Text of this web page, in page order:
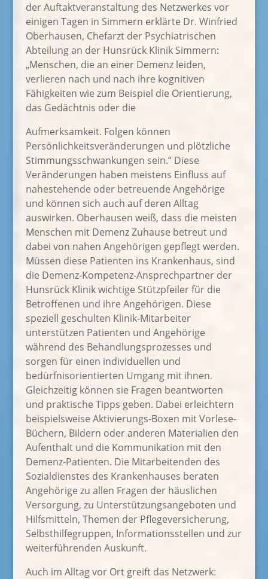
der Auftaktveranstaltung des Netzwerkes vor
einigen Tagen in Simmern erklärte Dr. Winfried
Oberhausen, Chefarzt der Psychiatrischen
Abteilung an der Hunsrück Klinik Simmern:
„Menschen, die an einer Demenz leiden,
verlieren nach und nach ihre kognitiven
Fähigkeiten wie zum Beispiel die Orientierung,
das Gedächtnis oder die
Aufmerksamkeit. Folgen können
Persönlichkeitsveränderungen und plötzliche
Stimmungsschwankungen sein.“ Diese
Veränderungen haben meistens Einfluss auf
nahestehende oder betreuende Angehörige
und können sich auch auf deren Alltag
auswirken. Oberhausen weiß, dass die meisten
Menschen mit Demenz Zuhause betreut und
dabei von nahen Angehörigen gepflegt werden.
Müssen diese Patienten ins Krankenhaus, sind
die Demenz-Kompetenz-Ansprechpartner der
Hunsrück Klinik wichtige Stützpfeiler für die
Betroffenen und ihre Angehörigen. Diese
speziell geschulten Klinik-Mitarbeiter
unterstützen Patienten und Angehörige
während des Behandlungsprozesses und
sorgen für einen individuellen und
bedürfnisorientierten Umgang mit ihnen.
Gleichzeitig können sie Fragen beantworten
und praktische Tipps geben. Dabei erleichtern
beispielsweise Aktivierungs-Boxen mit Vorlese-
Büchern, Bildern oder anderen Materialien den
Aufenthalt und die Kommunikation mit den
Demenz-Patienten. Die Mitarbeitenden des
Sozialdienstes des Krankenhauses beraten
Angehörige zu allen Fragen der häuslichen
Versorgung, zu Unterstützungsangeboten und
Hilfsmitteln, Themen der Pflegeversicherung,
Selbsthilfegruppen, Informationsstellen und zur
weiterführenden Auskunft.
Auch im Alltag vor Ort greift das Netzwerk: